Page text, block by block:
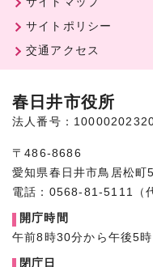
サイトポリシー
交通アクセス
春日井市役所
法人番号：
〒486-8686
愛知県春日井市鳥居松町
電話：0568-81-5111（
開庁時間
午前8時30分から午後5
閉庁日